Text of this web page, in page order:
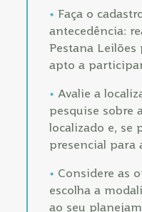
Faça o
antecedência:
Pestana
apto a
Avalie a
pesquise sobre
localizado e, se
presencial para
Considere as
escolha a
ao seu